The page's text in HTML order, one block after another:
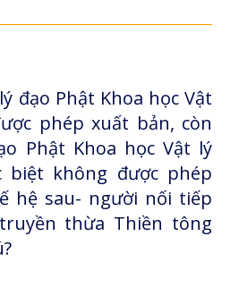
đạo Phật Khoa học Vật
phép xuất bản, còn
Phật Khoa học Vật lý
biệt không được phép
hệ sau- người nối tiếp
thừa Thiền tông